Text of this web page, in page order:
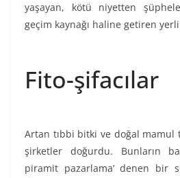
yaşayan, kötü niyetten
geçim kaynağı haline getiren
Fito-şifacılar
Artan tıbbi bitki ve doğal mamul
şirketler doğurdu. Bunların
piramit pazarlama’ denen bir